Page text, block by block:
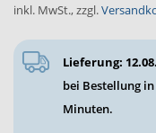
inkl. MwSt.,zzgl.
Lieferung:
bei Bestellung
Minuten.